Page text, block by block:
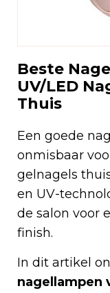
Beste
UV/LED
Thuis
Een goede
onmisbaar
gelnagels
en UV-
de salon voor
finish.
In dit artikel
nagellampen